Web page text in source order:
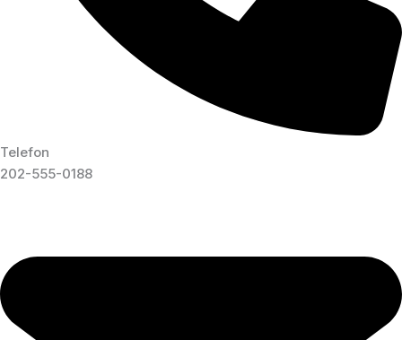
Telefon
202-555-0188